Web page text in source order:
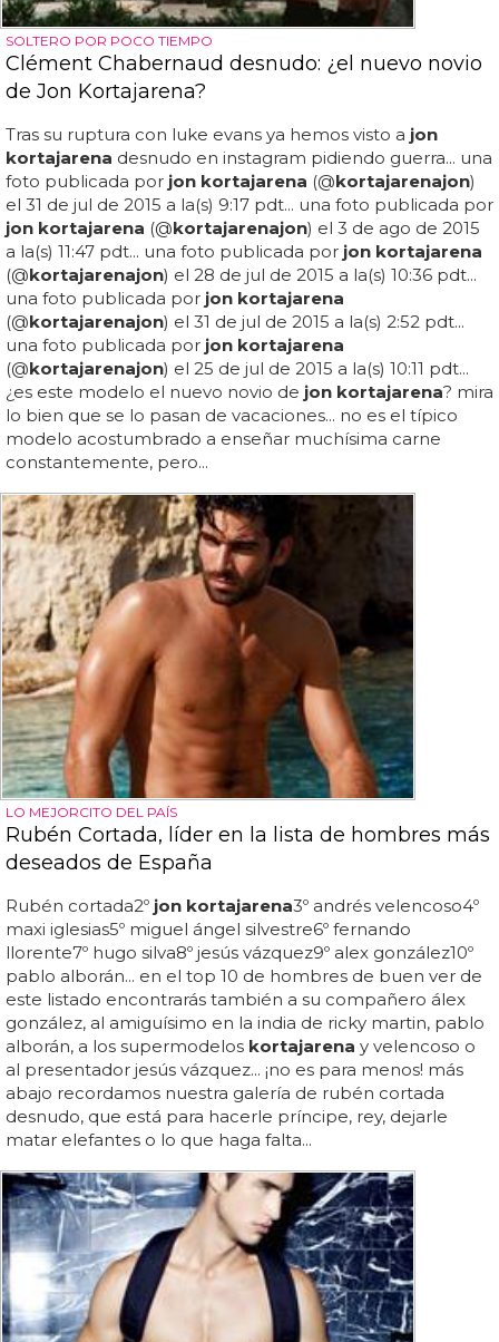
SOLTERO POR POCO TIEMPO
Clément Chabernaud desnudo: ¿el nuevo novio
de Jon Kortajarena?
Tras su ruptura con luke evans ya hemos visto a jon
kortajarena desnudo en instagram pidiendo guerra... una
foto publicada por jon kortajarena (@kortajarenajon)
el 31 de jul de 2015 a la(s) 9:17 pdt... una foto publicada por
jon kortajarena (@kortajarenajon) el 3 de ago de 2015
a la(s) 11:47 pdt... una foto publicada por jon kortajarena
(@kortajarenajon) el 28 de jul de 2015 a la(s) 10:36 pdt...
una foto publicada por jon kortajarena
(@kortajarenajon) el 31 de jul de 2015 a la(s) 2:52 pdt...
una foto publicada por jon kortajarena
(@kortajarenajon) el 25 de jul de 2015 a la(s) 10:11 pdt...
¿es este modelo el nuevo novio de jon kortajarena? mira
lo bien que se lo pasan de vacaciones... no es el típico
modelo acostumbrado a enseñar muchísima carne
constantemente, pero...
LO MEJORCITO DEL PAÍS
Rubén Cortada, líder en la lista de hombres más
deseados de España
Rubén cortada2º jon kortajarena3º andrés velencoso4º
maxi iglesias5º miguel ángel silvestre6º fernando
llorente7º hugo silva8º jesús vázquez9º alex gonzález10º
pablo alborán... en el top 10 de hombres de buen ver de
este listado encontrarás también a su compañero álex
gonzález, al amiguísimo en la india de ricky martin, pablo
alborán, a los supermodelos kortajarena y velencoso o
al presentador jesús vázquez... ¡no es para menos! más
abajo recordamos nuestra galería de rubén cortada
desnudo, que está para hacerle príncipe, rey, dejarle
matar elefantes o lo que haga falta...